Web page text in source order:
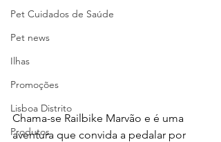
Pet Cuidados de Saúde
Pet news
Ilhas
Promoções
Lisboa Distrito
Produtos
Chama-se Railbike Marvão e é uma
aventura que convida a pedalar por